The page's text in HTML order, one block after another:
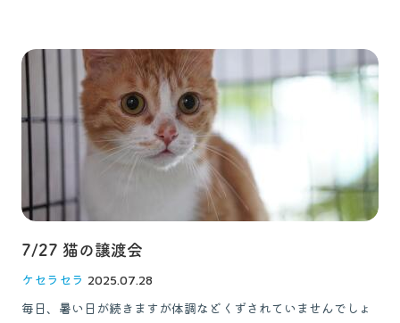
7/27 猫の譲渡会
ケセラセラ 2025.07.28
毎日、暑い日が続きますが体調などくずされていませんでしょ